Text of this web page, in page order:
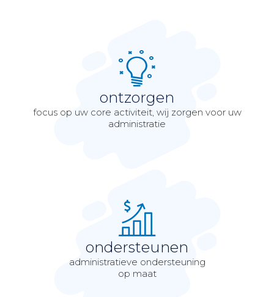
ontzorgen
focus op uw core activiteit, wij zorgen voor uw
administratie
ondersteunen
administratieve ondersteuning
op maat